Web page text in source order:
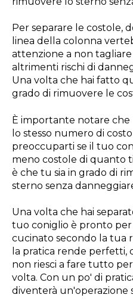
Per separare le costole,
linea della colonna
attenzione a non
altrimenti rischi di
Una volta che hai fatto
grado di rimuovere le
È importante notare
lo stesso numero di
preoccuparti se il tuo
meno costole di quanto
è che tu sia in grado di
sterno senza
Una volta che hai
tuo coniglio è pronto per
cucinato secondo la tua
la pratica rende perfetti,
non riesci a fare tutto
volta. Con un po' di
diventerà un'operazione